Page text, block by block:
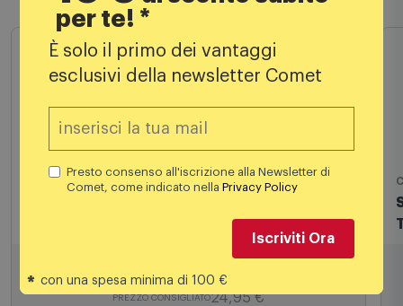
Cover e Custodie smartphone
PREZZO CONSIGLIATO24,95 €
per te! *
È solo il primo dei vantaggi
esclusivi della newsletter Comet
Presto consenso all'iscrizione alla Newsletter di
Comet, come indicato nellaPrivacy Policy
Iscriviti Ora
* con una spesa minima di 100 €